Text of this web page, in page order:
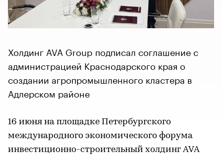
Холдинг AVA Group подписал соглашение с
администрацией Краснодарского края о
создании агропромышленного кластера в
Адлерском районе
16 июня на площадке Петербургского
международного экономического форума
инвестиционно-строительный холдинг AVA